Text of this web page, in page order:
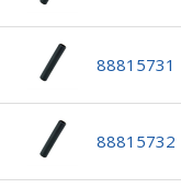
88815731
88815732